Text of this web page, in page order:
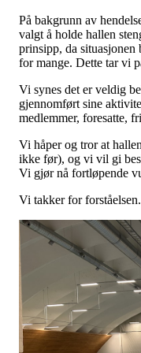
På bakgrunn av
valgt å holde hallen
prinsipp, da
for mange. Dette tar vi
Vi synes det er veldig
gjennomført sine
medlemmer, foresatte,
Vi håper og tror at
ikke før), og vi vil gi
Vi gjør nå fortløpende
Vi takker for forståelsen.